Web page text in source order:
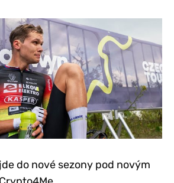
do nové sezony pod novým